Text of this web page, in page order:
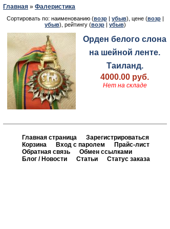
Главная » Фалеристика
Сортировать по: наименованию (возр| убыв), цене (возр|
убыв), рейтингу (возр| убыв)
Орден белого слона
на шейной ленте.
Таиланд.
4000.00 руб.
Нет на складе
Главная страница
Зарегистрироваться
Корзина
Вход с паролем
Прайс-лист
Обратная связь
Обмен ссылками
Блог / Новости
Статьи Статус заказа